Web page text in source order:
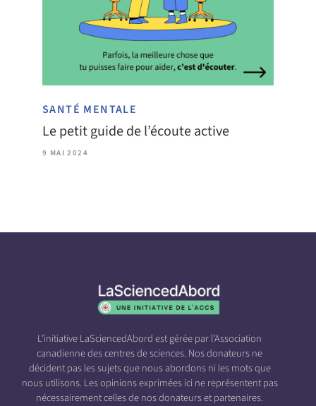
SANTÉ MENTALE
Le petit guide de l’écoute active
9 MAI 2024
L’initiative LaSciencedAbord est gérée par l’Association
canadienne des centres de sciences. Nos donateurs ne
décident pas les sujets que nous abordons ni les mots que
nous utilisons. Les opinions exprimées ici ne représentent pas
nécessairement celles de nos donateurs et partenaires.